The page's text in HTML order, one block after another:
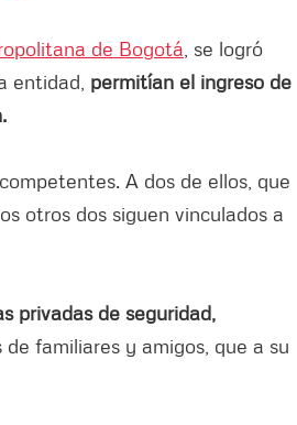
de Bogotá , se logró
entidad, permitían el ingreso de
A dos de ellos, que
otros dos siguen vinculados a
privadas de seguridad,
familiares y amigos, que a su